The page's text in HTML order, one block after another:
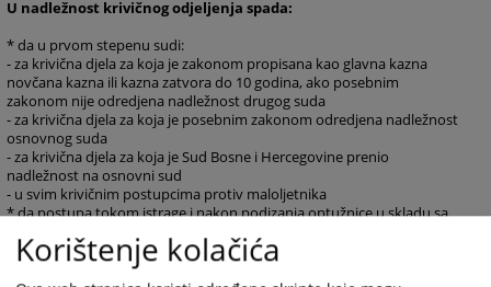
U nadležnost krivičnog odjeljenja spada:
* da u prvom stepenu sudi:
- za krivična djela za koja je zakonom propisana kao glavna kazna
novčana kazna ili kazna zatvora do 10 godina, ako posebnim
zakonom nije odredjena nadležnost drugog suda
- za krivična djela za koja je posebnim zakonom odredjena nadležnost
osnovnog suda
- za krivična djela za koja je Sud Bosne i Hercegovine prenio
nadležnost na osnovni sud
- u svim krivičnim postupcima protiv maloljetnika
* da postupa tokom istrage i nakon podizanja optužnice u skladu sa
* da odlučuje o vanrednim pravnim lijekovima kad je to zakonom
predviđeno
Korištenje kolačića